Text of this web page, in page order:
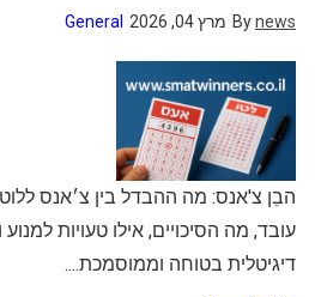
Bynews מרץ 04, 2026 General
הבֵן צ'אנס: מה ההבדל בין צ׳אנס
עובד, מה הסיכויים, אילו טעויות
דיגיטלית בטוחה וממוסמכת....